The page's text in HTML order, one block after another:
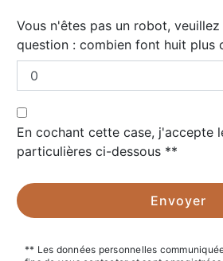
Vous n'êtes pas un robot,
question : combien font huit plus
En cochant cette case, j'accepte
particulières ci-dessous **
Envoyer
** Les données personnelles